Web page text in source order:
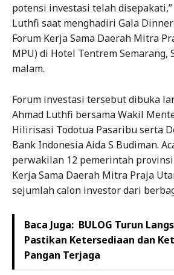
potensi investasi telah
Luthfi saat menghadiri Gala
Forum Kerja Sama Daerah Mitra
MPU) di Hotel Tentrem Semarang,
malam.
Forum investasi tersebut dibuka
Ahmad Luthfi bersama Wakil
Hilirisasi Todotua Pasaribu serta
Bank Indonesia Aida S Budiman.
perwakilan 12 pemerintah
Kerja Sama Daerah Mitra Praja
sejumlah calon investor dari
Baca Juga: BULOG Turun
Pastikan Ketersediaan dan
Pangan Terjaga